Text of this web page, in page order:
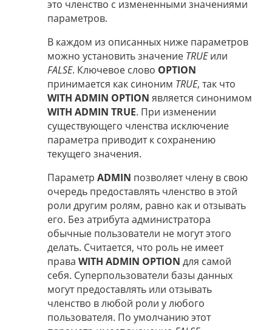
это членство с измененными значениями
параметров.
В каждом из описанных ниже параметров
можно установить значение TRUEили
FALSE. Ключевое слово OPTION
принимается как синоним TRUE, так что
WITH ADMIN OPTION является синонимом
WITH ADMIN TRUE. При изменении
существующего членства исключение
параметра приводит к сохранению
текущего значения.
Параметр ADMIN позволяет члену в свою
очередь предоставлять членство в этой
роли другим ролям, равно как и отзывать
его. Без атрибута администратора
обычные пользователи не могут этого
делать. Считается, что роль не имеет
права WITH ADMIN OPTION для самой
себя. Суперпользователи базы данных
могут предоставлять или отзывать
членство в любой роли у любого
пользователя. По умолчанию этот